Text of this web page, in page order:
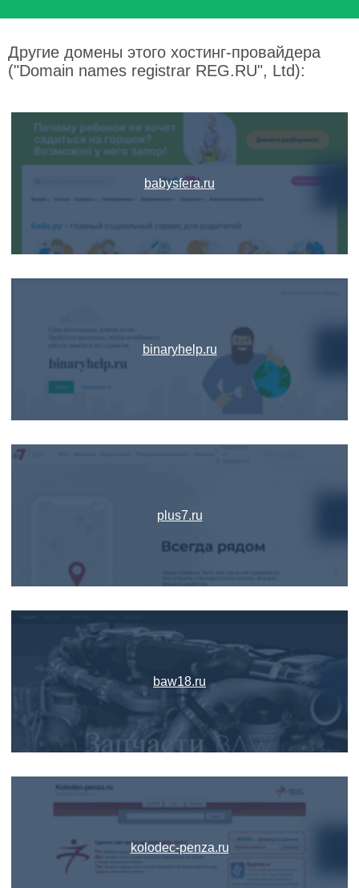
Другие домены этого хостинг-провайдера
("Domain names registrar REG.RU", Ltd):
babysfera.ru
binaryhelp.ru
plus7.ru
baw18.ru
kolodec-penza.ru